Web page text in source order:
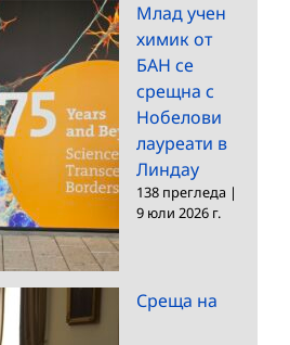
Млад учен
химик от
БАН се
срещна с
Нобелови
лауреати в
Линдау
138 прегледа |
9 юли 2026 г.
Среща на